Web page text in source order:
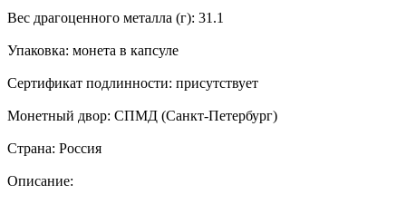
Вес драгоценного металла (г): 31.1
Упаковка: монета в капсуле
Сертификат подлинности: присутствует
Монетный двор: СПМД (Санкт-Петербург)
Страна: Россия
Описание: